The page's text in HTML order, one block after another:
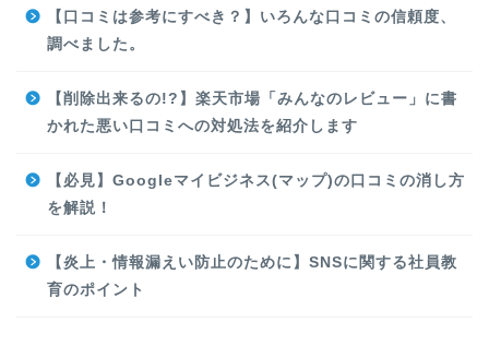
【口コミは参考にすべき？】いろんな口コミの信頼度、
調べました。
【削除出来るの!?】楽天市場「みんなのレビュー」に書
かれた悪い口コミへの対処法を紹介します
【必見】Googleマイビジネス(マップ)の口コミの消し方
を解説！
【炎上・情報漏えい防止のために】SNSに関する社員教
育のポイント